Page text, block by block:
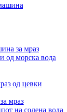
за мраз
од морска вода
од цевки
мраз
на солена вода